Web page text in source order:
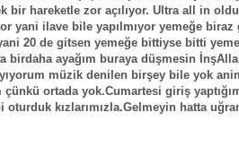
bir hareketle zor açılıyor. Ultra all in
yani ilave bile yapılmıyor yemeğe biraz
20 de gitsen yemeğe bittiyse bitti
birdaha ayağım buraya düşmesin
müzik denilen birşey bile yok
ortada yok.Cumartesi giriş
kızlarımızla.Gelmeyin hatta